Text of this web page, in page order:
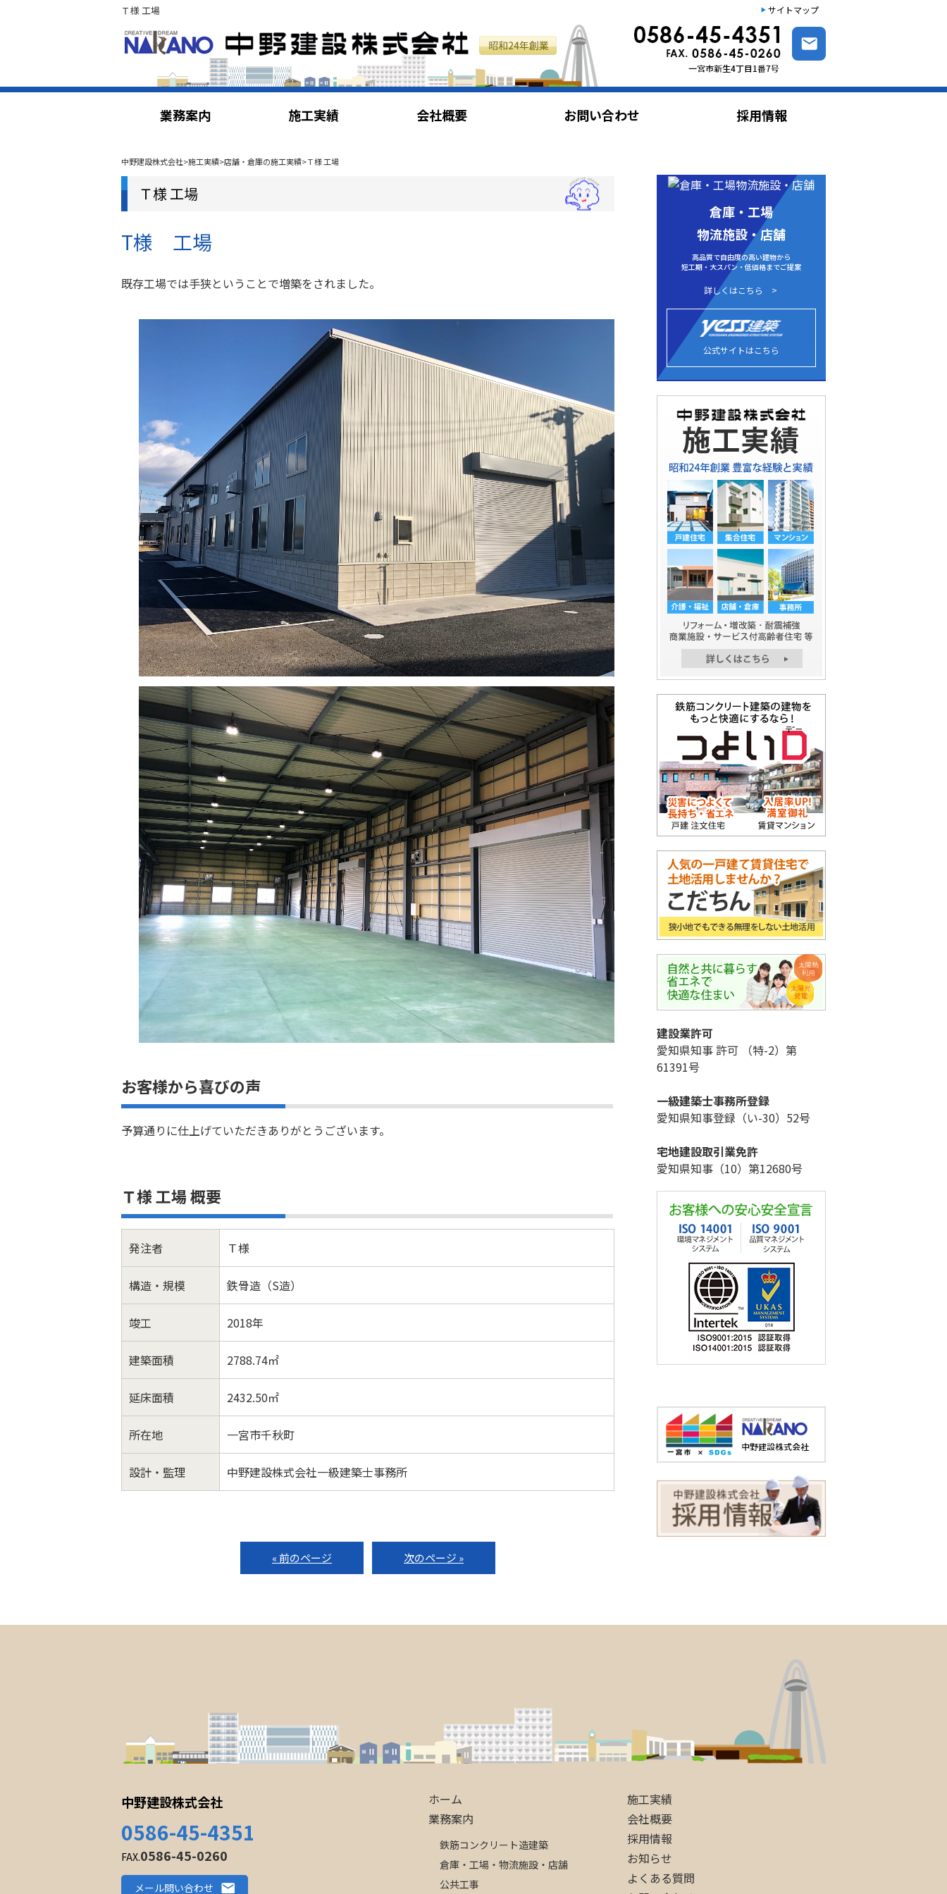
Ｔ様 工場 サイトマップ
業務案内 施工実績 会社概要 お問い合わせ 採用情報
中野建設株式会社>施工実績>店舗・倉庫の施工実績>Ｔ様 工場
Ｔ様 工場
T様 工場
既存工場では手狭ということで増築をされました。
お客様から喜びの声
予算通りに仕上げていただきありがとうございます。
Ｔ様 工場 概要
発注者 Ｔ様
構造・規模 鉄骨造（S造）
竣工 2018年
建築面積 2788.74㎡
延床面積 2432.50㎡
所在地 一宮市千秋町
設計・監理 中野建設株式会社一級建築士事務所
« 前のページ 次のページ »
倉庫・工場
物流施設・店舗
高品質で自由度の高い建物から
短工期・大スパン・低価格までご提案
詳しくはこちら
公式サイトはこちら
建設業許可
愛知県知事 許可 （特-2）第
61391号
一級建築士事務所登録
愛知県知事登録（い-30）52号
宅地建設取引業免許
愛知県知事（10）第12680号
中野建設株式会社
0586-45-4351
FAX.0586-45-0260
メール問い合わせ
ホーム
業務案内
鉄筋コンクリート造建築
倉庫・工場・物流施設・店舗
公共工事
施工実績
会社概要
採用情報
お知らせ
よくある質問